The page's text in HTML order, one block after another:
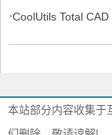
·CoolUtils Total
本站部分内容收集于